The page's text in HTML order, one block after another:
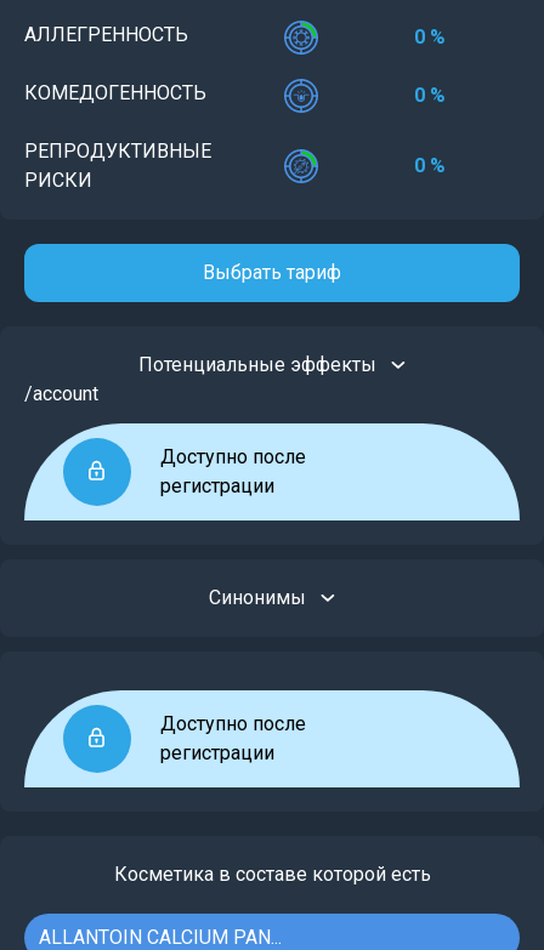
АЛЛЕГРЕННОСТЬ 0 %
КОМЕДОГЕННОСТЬ 0 %
РЕПРОДУКТИВНЫЕ
РИСКИ
0 %
Выбрать тариф
Потенциальные эффекты
/account
Доступно после
регистрации
Синонимы
Доступно после
регистрации
Косметика в составе которой есть
ALLANTOIN CALCIUM PAN...